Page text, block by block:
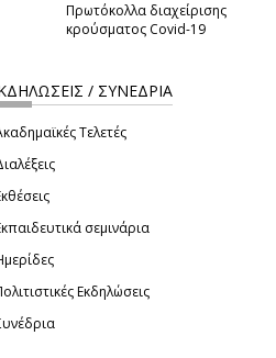
Πρωτόκολλα διαχείρισης
κρούσματος Covid-19
/ ΣΥΝΕΔΡΙΑ
Τελετές
σεμινάρια
Εκδηλώσεις